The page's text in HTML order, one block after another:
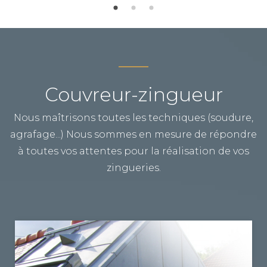
Couvreur-zingueur
Nous maîtrisons toutes les techniques (soudure,
agrafage...) Nous sommes en mesure de répondre
à toutes vos attentes pour la réalisation de vos
zingueries.